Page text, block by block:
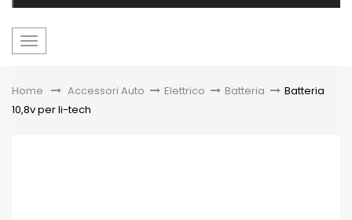
navigazione
Home &gt;Accessori Auto > Elettrico > Batteria > Batteria
10,8v per li-tech